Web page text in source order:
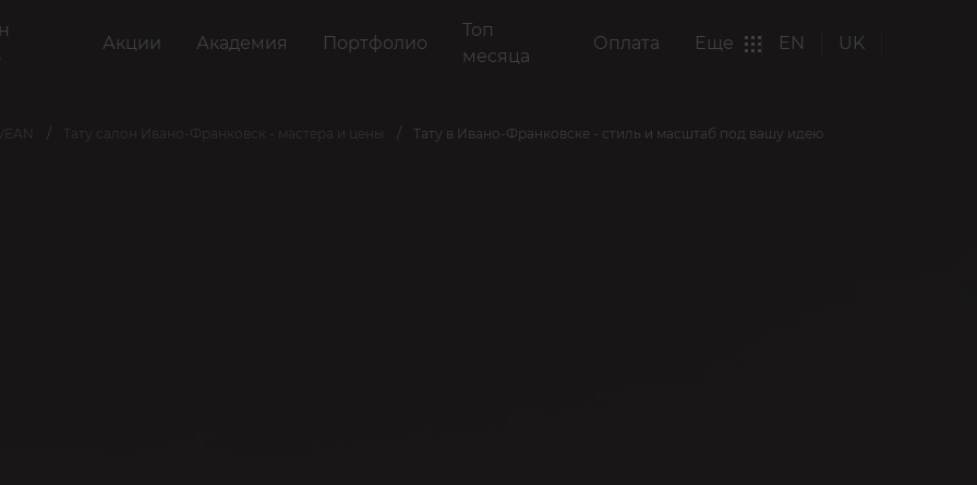
Акции Академия Портфолио
Топ
месяца
Оплата Еще EN UK
Тату салон Ивано-Франковск - мастера и цены Тату в Ивано-Франковске - стиль и масштаб под вашу идею